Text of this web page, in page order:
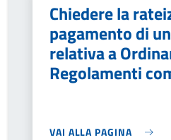
Chiedere la
pagamento di
relativa a
Regolamenti
VAI ALLA PAGINA